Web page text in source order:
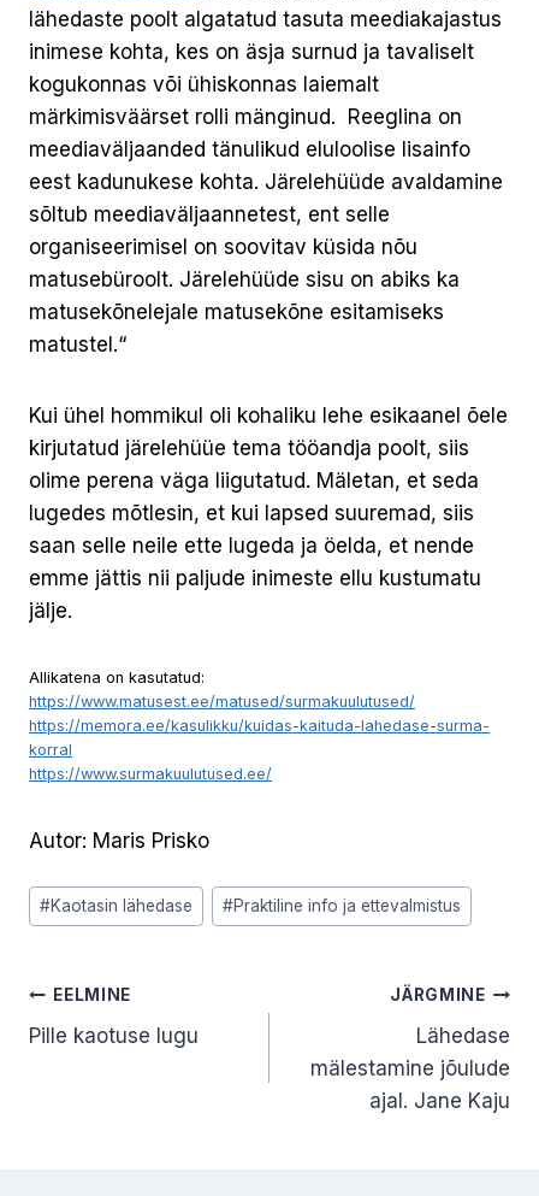
lähedaste poolt algatatud tasuta meediakajastus
inimese kohta, kes on äsja surnud ja tavaliselt
kogukonnas või ühiskonnas laiemalt
märkimisväärset rolli mänginud. Reeglina on
meediaväljaanded tänulikud eluloolise lisainfo
eest kadunukese kohta. Järelehüüde avaldamine
sõltub meediaväljaannetest, ent selle
organiseerimisel on soovitav küsida nõu
matusebüroolt. Järelehüüde sisu on abiks ka
matusekõnelejale matusekõne esitamiseks
matustel.“
Kui ühel hommikul oli kohaliku lehe esikaanel õele
kirjutatud järelehüüe tema tööandja poolt, siis
olime perena väga liigutatud. Mäletan, et seda
lugedes mõtlesin, et kui lapsed suuremad, siis
saan selle neile ette lugeda ja öelda, et nende
emme jättis nii paljude inimeste ellu kustumatu
jälje.
Allikatena on kasutatud:
https://www.matusest.ee/matused/surmakuulutused/
https://memora.ee/kasulikku/kuidas-kaituda-lahedase-surma-
korral
https://www.surmakuulutused.ee/
Autor: Maris Prisko
Post
Tags:
#Kaotasin lähedase #Praktiline info ja ettevalmistus
Navigeerimine
EELMINE
Pille kaotuse lugu
JÄRGMINE
Lähedase
mälestamine jõulude
ajal. Jane Kaju